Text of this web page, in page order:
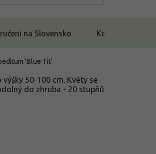
na Slovensko Kontakt
'Blue Tit'
50-100 cm. Květy se
do zhruba - 20 stupňů